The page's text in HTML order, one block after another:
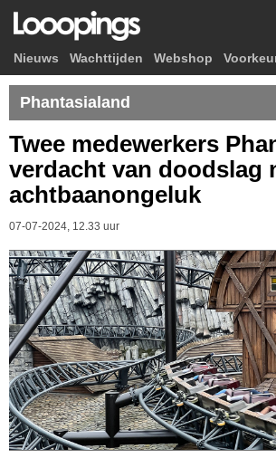
Nieuws Wachttijden Webshop
Phantasialand
Twee medewerkers
verdacht van doodslag
achtbaanongeluk
07-07-2024, 12.33 uur